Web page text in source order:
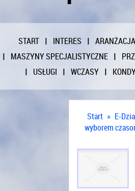
START INTERES
ARANŻACJA
MASZYNY SPECJALISTYCZNE
USŁUGI
WCZASY
Start » E-
wyborem